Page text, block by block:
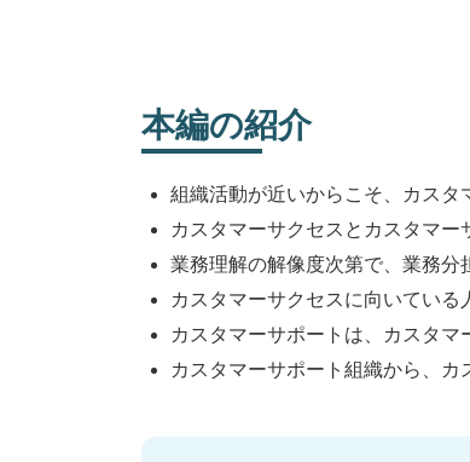
本編の紹介
組織活動が近いからこそ、カス
カスタマーサクセスとカスタマ
業務理解の解像度次第で、業務分
カスタマーサクセスに向いている
カスタマーサポートは、カスタマ
カスタマーサポート組織から、カ